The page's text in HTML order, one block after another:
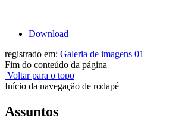
Download
registrado em: Galeria de imagens 01
Fim do conteúdo da página
Voltar para o topo
Início da navegação de rodapé
Assuntos